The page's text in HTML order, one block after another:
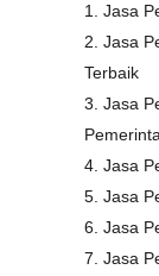
1. Jasa
2. Jasa
Terbaik
3. Jasa
4. Jasa
5. Jasa
6. Jasa
7. Jasa